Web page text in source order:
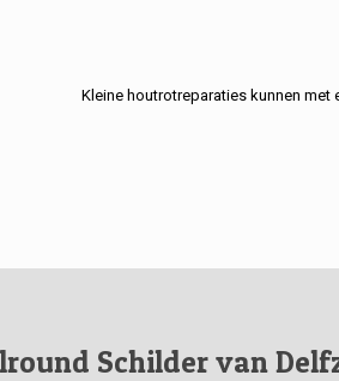
Kleine houtrotreparaties kunnen
Schilder van